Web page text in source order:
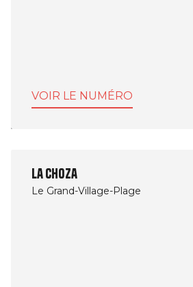
VOIR LE NUMÉRO
La Choza
Le Grand-Village-Plage